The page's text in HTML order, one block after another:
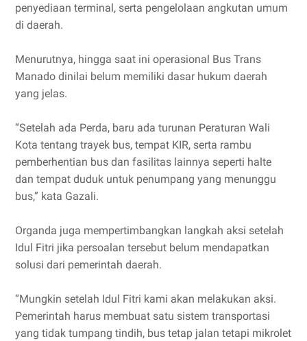
penyediaan terminal, serta pengelolaan angkutan umum
di daerah.
Menurutnya, hingga saat ini operasional Bus Trans
Manado dinilai belum memiliki dasar hukum daerah
yang jelas.
“Setelah ada Perda, baru ada turunan Peraturan Wali
Kota tentang trayek bus, tempat KIR, serta rambu
pemberhentian bus dan fasilitas lainnya seperti halte
dan tempat duduk untuk penumpang yang menunggu
bus,” kata Gazali.
Organda juga mempertimbangkan langkah aksi setelah
Idul Fitri jika persoalan tersebut belum mendapatkan
solusi dari pemerintah daerah.
“Mungkin setelah Idul Fitri kami akan melakukan aksi.
Pemerintah harus membuat satu sistem transportasi
yang tidak tumpang tindih, bus tetap jalan tetapi mikrolet